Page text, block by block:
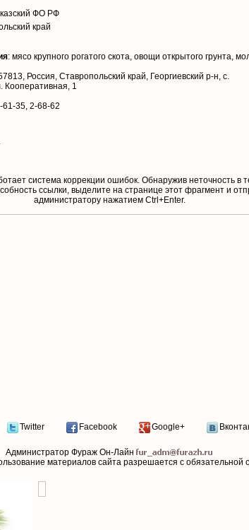
ФО РФ
край
: мясо крупного рогатого скота, овощи открытого грунта,
Россия, Ставропольский край, Георгиевский р-н, с.
Кооперативная, 1
61-35, 2-68-62
система коррекции ошибок. Обнаружив неточность в
ссылки, выделите на странице этот фрагмент и
aдминистратору нажатием Ctrl+Enter.
Twitter Facebook Google+
Администратор Фураж Он-Лайн
материалов сайта разрешается с